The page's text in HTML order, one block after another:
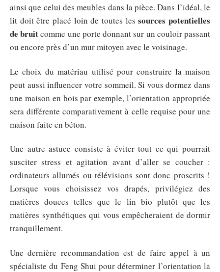
ainsi que celui des meubles dans la pièce. Dans l’idéal, le
lit doit être placé loin de toutes lessources potentielles
de bruitcomme une porte donnant sur un couloir passant
ou encore près d’un mur mitoyen avec le voisinage.
Le choix du matériau utilisé pour construire la maison
peut aussi influencer votre sommeil. Si vous dormez dans
une maison en bois par exemple, l’orientation appropriée
sera différente comparativement à celle requise pour une
maison faite en béton.
Une autre astuce consiste à éviter tout ce qui pourrait
susciter stress et agitation avant d’aller se coucher :
ordinateurs allumés ou télévisions sont donc proscrits !
Lorsque vous choisissez vos drapés, privilégiez des
matières douces telles que le lin bio plutôt que les
matières synthétiques qui vous empêcheraient de dormir
tranquillement.
Une dernière recommandation est de faire appel à un
spécialiste du Feng Shui pour déterminer l’orientation la